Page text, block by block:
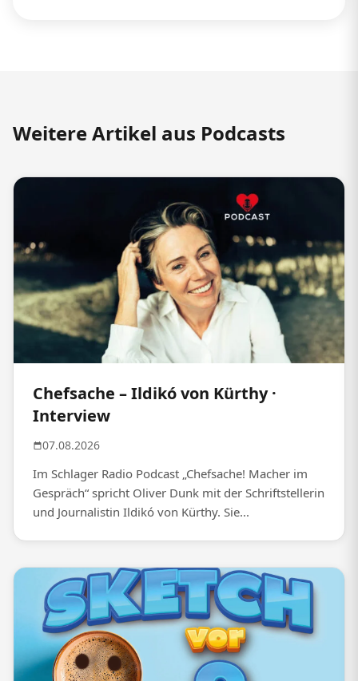
Weitere Artikel aus Podcasts
Chefsache – Ildikó von Kürthy ·
Interview
07.08.2026
Im Schlager Radio Podcast „Chefsache! Macher im
Gespräch“ spricht Oliver Dunk mit der Schriftstellerin
und Journalistin Ildikó von Kürthy. Sie...